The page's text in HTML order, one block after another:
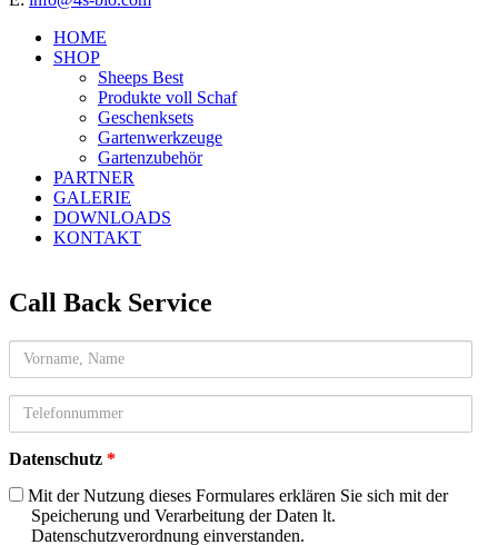
HOME
SHOP
Sheeps Best
Produkte voll Schaf
Geschenksets
Gartenwerkzeuge
Gartenzubehör
PARTNER
GALERIE
DOWNLOADS
KONTAKT
Call Back Service
Name
telefon
Datenschutz *
Mit der Nutzung dieses Formulares erklären Sie sich mit der
Speicherung und Verarbeitung der Daten lt.
Datenschutzverordnung einverstanden.